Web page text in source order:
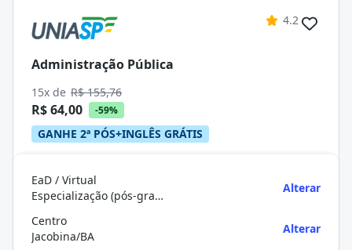
4.2
Administração Pública
15x de R$ 155,76
R$ 64,00 -59%
GANHE 2ª PÓS+INGLÊS GRÁTIS
EaD / Virtual
Especialização (pós-graduação)
Alterar
Centro
Jacobina/BA
Alterar